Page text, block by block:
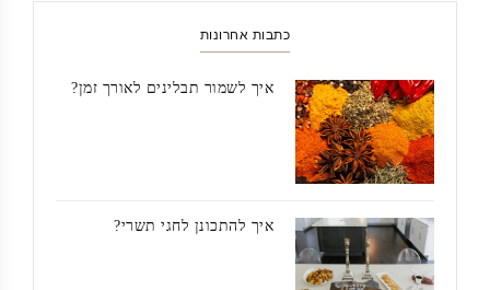
כתבות אחרונות
איך לשמור תבלינים לאורך זמן?
איך להתכונן לחגי תשרי?